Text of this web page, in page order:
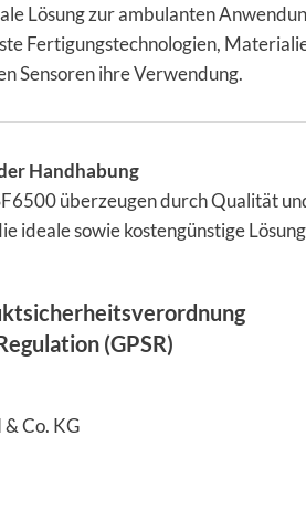
Lösung zur ambulanten
Fertigungstechnologien,
Sensoren ihre Verwendung.
Handhabung
überzeugen durch Qualität
ideale sowie kostengünstige
(GPSR)
Co. KG